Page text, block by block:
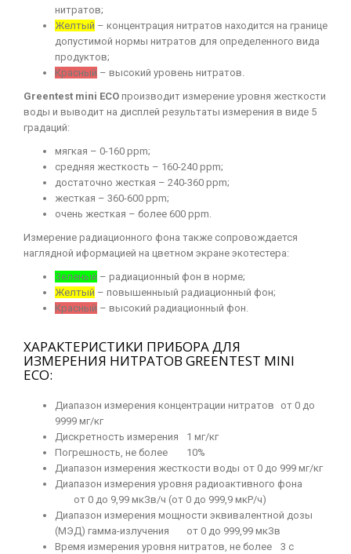
нитратов;
Желтый – концентрация нитратов находится на границе
допустимой нормы нитратов для определенного вида
продуктов;
Красный – высокий уровень нитратов.
Greentest mini ECO производит измерение уровня жесткости
воды и выводит на дисплей результаты измерения в виде 5
градаций:
мягкая – 0-160 ppm;
средняя жесткость – 160-240 ppm;
достаточно жесткая – 240-360 ppm;
жесткая – 360-600 ppm;
очень жесткая – более 600 ppm.
Измерение радиационного фона также сопровождается
наглядной иформацией на цветном экране экотестера:
Зеленый – радиационный фон в норме;
Желтый – повышенныый радиационный фон;
Красный – высокий радиационный фон.
ХАРАКТЕРИСТИКИ ПРИБОРА ДЛЯ
ИЗМЕРЕНИЯ НИТРАТОВ GREENTEST MINI
ECO:
Диапазон измерения концентрации нитратов
от 0 до
9999 мг/кг
Дискретность измерения
1 мг/кг
Погрешность, не более
10%
Диапазон измерения жесткости воды от 0 до 999 мг/кг
Диапазон измерения уровня радиоактивного фона
от 0 до 9,99 мкЗв/ч (от 0 до 999,9 мкР/ч)
Диапазон измерения мощности эквивалентной дозы
(МЭД) гамма-излучения
от 0 до 999,99 мкЗв
Время измерения уровня нитратов, не более
3 с